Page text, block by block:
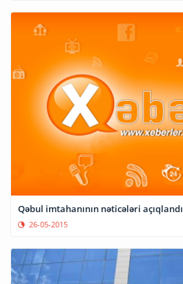
Qəbul imtahanının nəticələri açıqlandı
26-05-2015